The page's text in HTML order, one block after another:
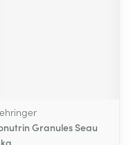
Granules Seau